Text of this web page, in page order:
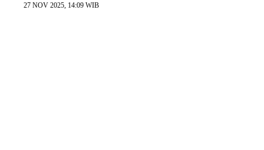
27 NOV 2025, 14:09 WIB